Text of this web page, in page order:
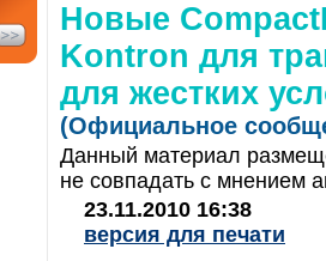
Новые
Kontron для
для жестких
(Официальное
Данный материал
не совпадать с мнением
23.11.2010 16:38
версия для печати